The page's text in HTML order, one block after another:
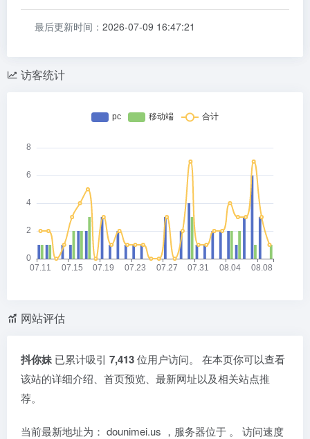
最后更新时间： 2026-07-09 16:47:21
访客统计
网站评估
抖你妹 已累计吸引 7,413位用户访问。 在本页你可以查看
该站的详细介绍、首页预览、最新网址以及相关站点推
荐。
当前最新地址为： dounimei.us ，服务器位于 。 访问速度